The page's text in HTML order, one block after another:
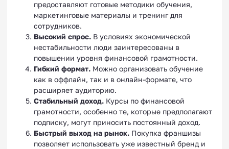
предоставляют готовые методики обучения,
маркетинговые материалы и тренинг для
сотрудников.
Высокий спрос. В условиях экономической
нестабильности люди заинтересованы в
повышении уровня финансовой грамотности.
Гибкий формат. Можно организовать обучение
как в оффлайн, так и в онлайн-формате, что
расширяет аудиторию.
Стабильный доход. Курсы по финансовой
грамотности, особенно те, которые предполагают
подписку, могут приносить постоянный доход.
Быстрый выход на рынок. Покупка франшизы
позволяет использовать уже известный бренд и